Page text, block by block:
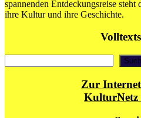
spannenden Entdeckungsreise
ihre Kultur und ihre Geschichte.
Zur
KulturNetz